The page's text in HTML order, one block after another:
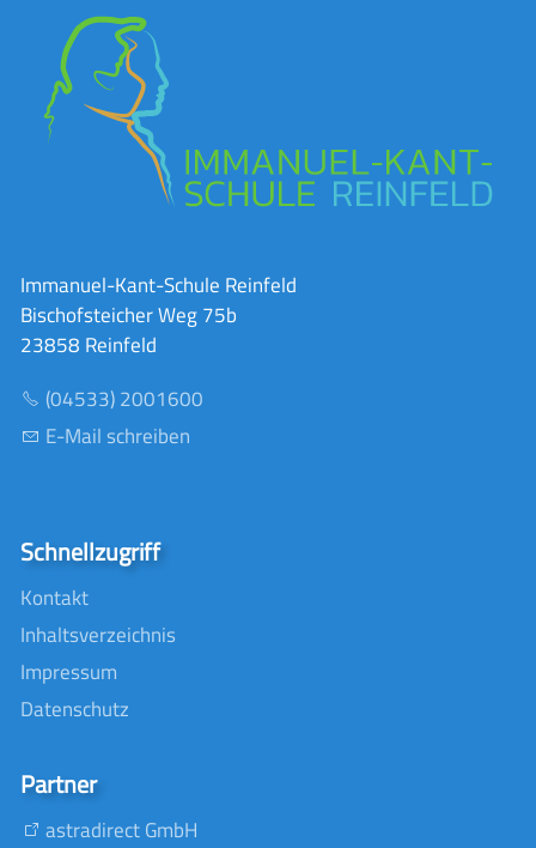
Immanuel-Kant-Schule Reinfeld
Bischofsteicher Weg 75b
23858 Reinfeld
(04533) 2001600
E-Mail schreiben
Schnellzugriff
Kontakt
Inhaltsverzeichnis
Impressum
Datenschutz
Partner
astradirect GmbH